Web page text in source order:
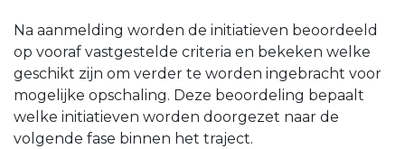
Na aanmelding worden de initiatieven beoordeeld
op vooraf vastgestelde criteria en bekeken welke
geschikt zijn om verder te worden ingebracht voor
mogelijke opschaling. Deze beoordeling bepaalt
welke initiatieven worden doorgezet naar de
volgende fase binnen het traject.